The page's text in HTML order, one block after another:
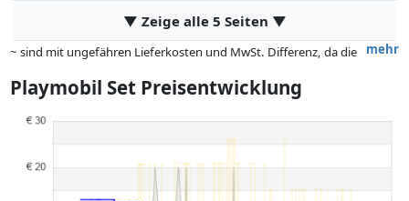
▼ Zeige alle 5 Seiten ▼
mehr
~ sind mit ungefähren Lieferkosten und MwSt. Differenz, da die
abweichen können.
gleichen Preisen können historische Leistungen die Ordnung
beeinflussen.
Playmobil Set Preisentwicklung